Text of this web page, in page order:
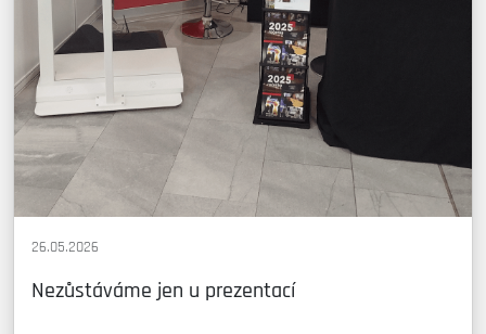
26.05.2026
Nezůstáváme jen u prezentací